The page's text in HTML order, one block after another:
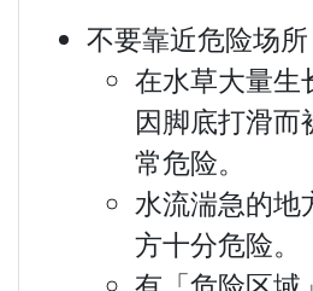
不要靠近危险场所
在水草大量生
因脚底打滑而
常危险。
水流湍急的地
方十分危险。